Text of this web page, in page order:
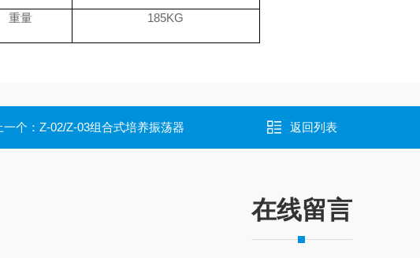
重量 185KG
一个： Z-02/Z-03组合式培养振荡器 返回列表
在线留言